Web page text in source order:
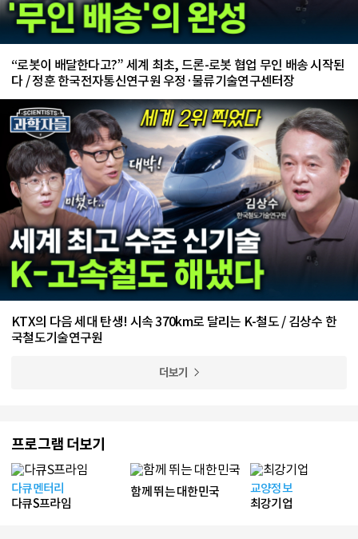
“로봇이 배달한다고?” 세계 최초, 드론-로봇 협업 무인 배송 시작된
다 / 정훈 한국전자통신연구원 우정·물류기술연구센터장
KTX의 다음 세대 탄생! 시속 370km로 달리는 K-철도 / 김상수 한
국철도기술연구원
더보기
프로그램 더보기
다큐멘터리
다큐S프라임
함께 뛰는 대한민국
교양정보
최강기업